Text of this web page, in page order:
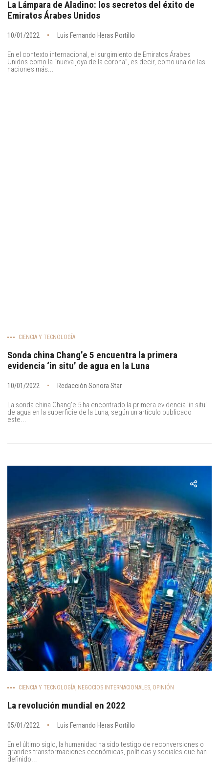
La Lámpara de Aladino: los secretos del éxito de
Emiratos Árabes Unidos
10/01/2022 Luis Fernando Heras Portillo
En el contexto internacional, el surgimiento de Emiratos Árabes
Unidos como la “nueva joya de la corona”, es decir, como una de las
naciones más...
CIENCIA Y TECNOLOGÍA
Sonda china Chang’e 5 encuentra la primera
evidencia ‘in situ’ de agua en la Luna
10/01/2022 Redacción Sonora Star
La sonda china Chang'e 5 ha encontrado la primera evidencia 'in situ'
de agua en la superficie de la Luna, según un artículo publicado
este...
CIENCIA Y TECNOLOGÍA, NEGOCIOS INTERNACIONALES, OPINIÓN
La revolución mundial en 2022
05/01/2022 Luis Fernando Heras Portillo
En el último siglo, la humanidad ha sido testigo de reconversiones o
grandes transformaciones económicas, políticas y sociales que han
definido...